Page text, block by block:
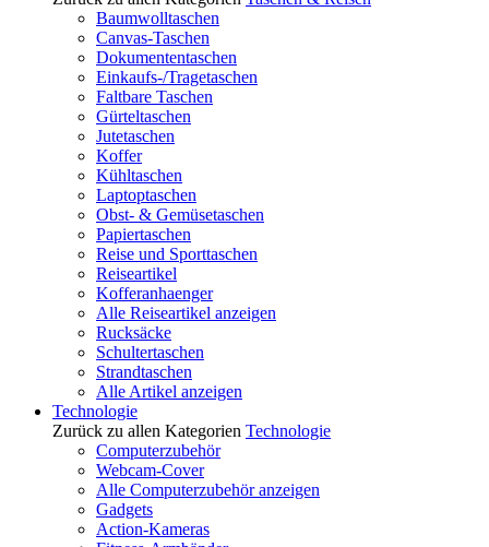
Baumwolltaschen
Canvas-Taschen
Dokumententaschen
Einkaufs-/Tragetaschen
Faltbare Taschen
Gürteltaschen
Jutetaschen
Koffer
Kühltaschen
Laptoptaschen
Obst- & Gemüsetaschen
Papiertaschen
Reise und Sporttaschen
Reiseartikel
Kofferanhaenger
Alle Reiseartikel anzeigen
Rucksäcke
Schultertaschen
Strandtaschen
Alle Artikel anzeigen
Technologie
Zurück zu allen Kategorien Technologie
Computerzubehör
Webcam-Cover
Alle Computerzubehör anzeigen
Gadgets
Action-Kameras